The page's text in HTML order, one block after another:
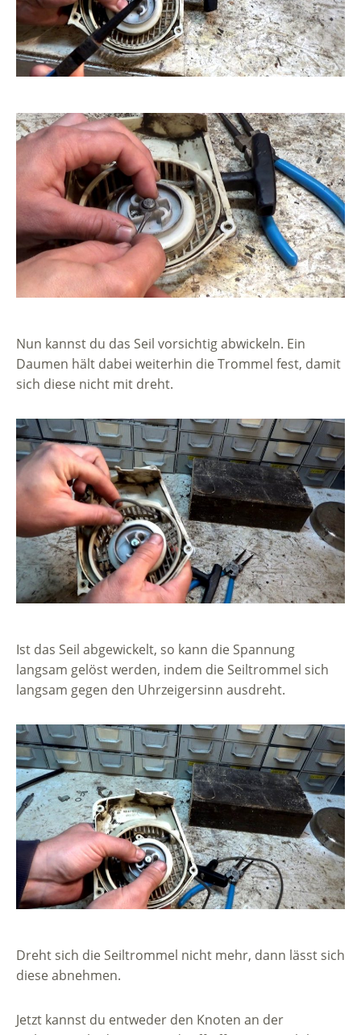
Nun kannst du das Seil vorsichtig abwickeln. Ein
Daumen hält dabei weiterhin die Trommel fest, damit
sich diese nicht mit dreht.
Ist das Seil abgewickelt, so kann die Spannung
langsam gelöst werden, indem die Seiltrommel sich
langsam gegen den Uhrzeigersinn ausdreht.
Dreht sich die Seiltrommel nicht mehr, dann lässt sich
diese abnehmen.
Jetzt kannst du entweder den Knoten an der